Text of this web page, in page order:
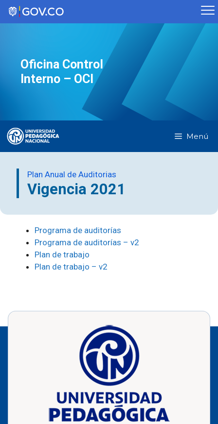
Saltar
Oficina Control
Interno – OCI
Menú
Plan Anual de Auditorias
Vigencia 2021
Programa de auditorías
Programa de auditorías – v2
Plan de trabajo
Plan de trabajo – v2